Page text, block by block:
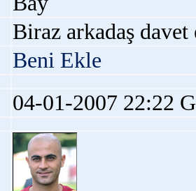
Biraz arkadaş davet
Beni Ekle
04-01-2007 22:22